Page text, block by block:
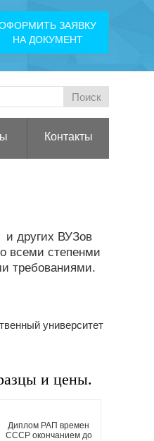
ЗАЯВКУ
НА ДОКУМЕНТ
Контакты
и других ВУЗов
всеми степенми
требованиями.
университет
и цены.
Диплом РАП времен
СССР окончанием до